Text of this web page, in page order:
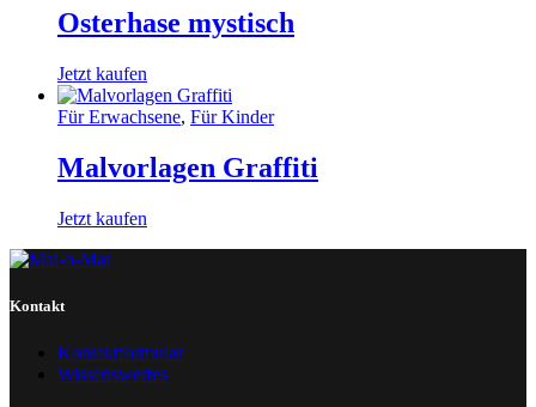
Osterhase mystisch
Jetzt kaufen
Für Erwachsene, Für Kinder
Malvorlagen Graffiti
Jetzt kaufen
Kontakt
Kontaktformular
Wissenswertes